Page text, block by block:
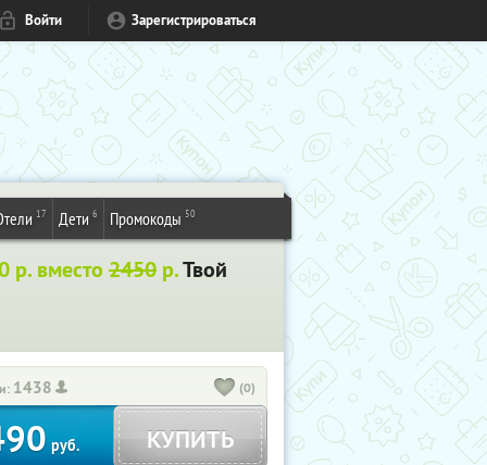
Войти Зарегистрироваться
17 Дети 6 Промокоды 50
р. вместо 2450 р.Твой
1438 (0)
руб. КУПИТЬ